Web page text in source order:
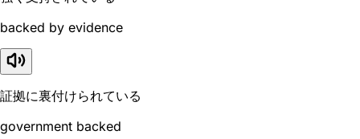
backed by evidence
証拠に裏付けられている
government backed